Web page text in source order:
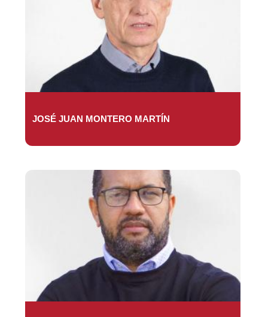
JOSÉ JUAN MONTERO MARTÍN